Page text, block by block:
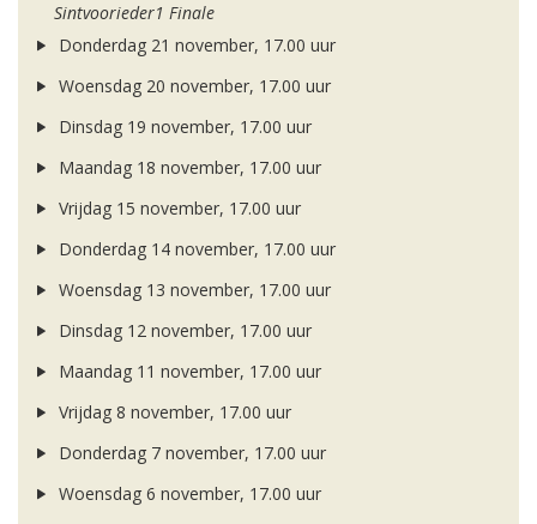
Sintvoorieder1 Finale
Donderdag 21 november, 17.00 uur
Woensdag 20 november, 17.00 uur
Dinsdag 19 november, 17.00 uur
Maandag 18 november, 17.00 uur
Vrijdag 15 november, 17.00 uur
Donderdag 14 november, 17.00 uur
Woensdag 13 november, 17.00 uur
Dinsdag 12 november, 17.00 uur
Maandag 11 november, 17.00 uur
Vrijdag 8 november, 17.00 uur
Donderdag 7 november, 17.00 uur
Woensdag 6 november, 17.00 uur